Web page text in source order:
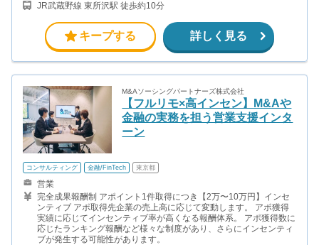
JR武蔵野線 東所沢駅 徒歩約10分
キープする 詳しく見る
M&Aソーシングパートナーズ株式会社
【フルリモ×高インセン】M&Aや
金融の実務を担う営業支援インタ
ーン
コンサルティング 金融/FinTech 東京都
営業
完全成果報酬制 アポイント1件取得につき【2万〜10万円】インセ
ンティブ アポ取得先企業の売上高に応じて変動します。 アポ獲得
実績に応じてインセンティブ率が高くなる報酬体系。 アポ獲得数に
応じたランキング報酬など様々な制度があり、さらにインセンティ
ブが発生する可能性があります。